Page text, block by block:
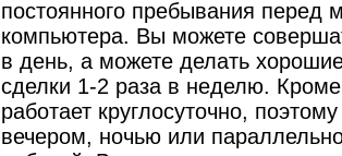
постоянного пребывания перед
компьютера. Вы можете
в день, а можете делать
сделки 1-2 раза в неделю.
работает круглосуточно,
вечером, ночью или